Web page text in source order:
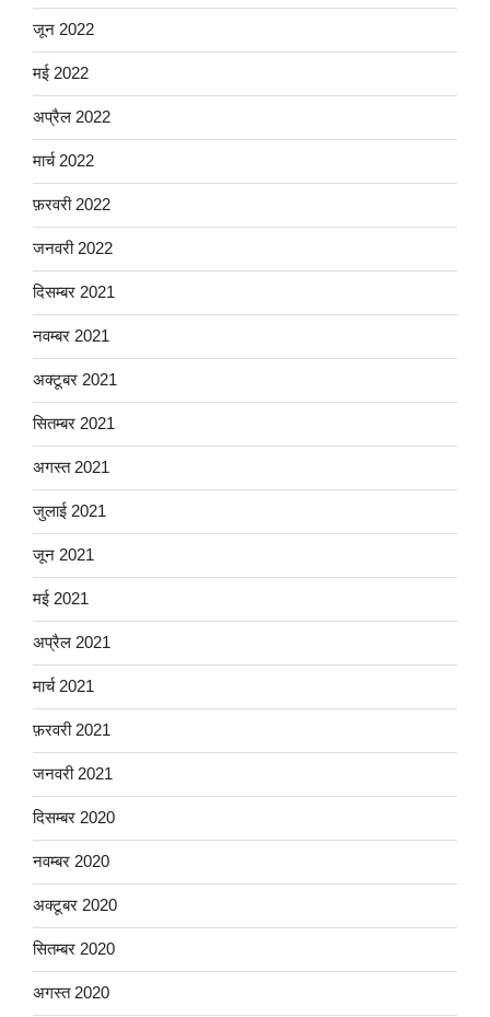
जून 2022
मई 2022
अप्रैल 2022
मार्च 2022
फ़रवरी 2022
जनवरी 2022
दिसम्बर 2021
नवम्बर 2021
अक्टूबर 2021
सितम्बर 2021
अगस्त 2021
जुलाई 2021
जून 2021
मई 2021
अप्रैल 2021
मार्च 2021
फ़रवरी 2021
जनवरी 2021
दिसम्बर 2020
नवम्बर 2020
अक्टूबर 2020
सितम्बर 2020
अगस्त 2020